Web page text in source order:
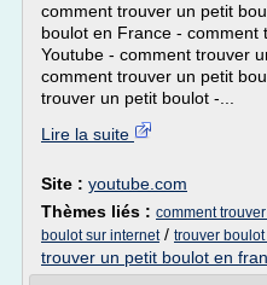
comment trouver un petit
boulot en France - comment
Youtube - comment trouver
comment trouver un petit
trouver un petit boulot -...
Lire la suite
Site : youtube.com
Thèmes liés : comment
boulot sur internet/ trouver boulot
trouver un petit boulot en